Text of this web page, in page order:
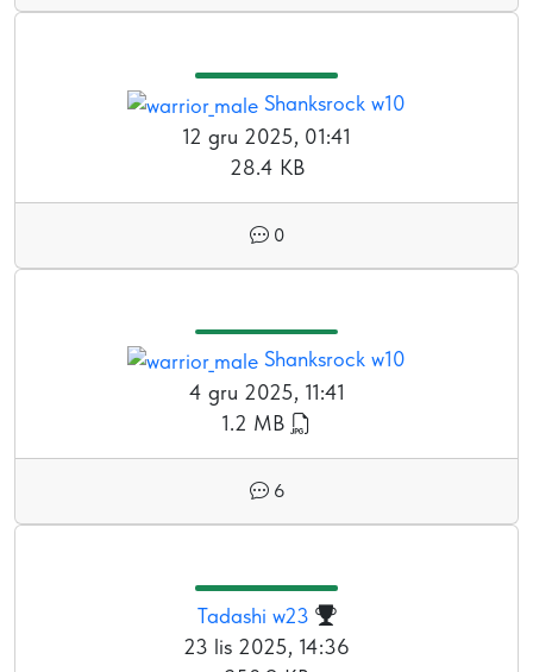
Shanksrock w10
12 gru 2025, 01:41
28.4 KB
0
Shanksrock w10
4 gru 2025, 11:41
1.2 MB
6
Tadashi w23
23 lis 2025, 14:36